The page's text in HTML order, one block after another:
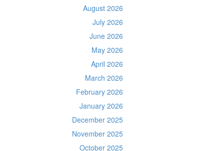
August 2026
July 2026
June 2026
May 2026
April 2026
March 2026
February 2026
January 2026
December 2025
November 2025
October 2025